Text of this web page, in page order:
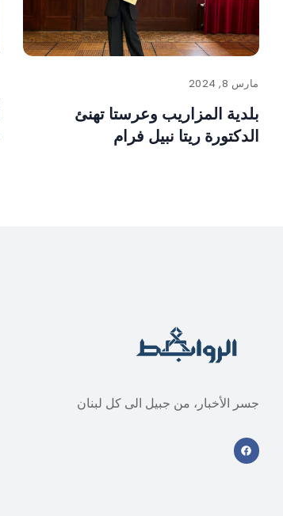
مارس 8, 2024
بلدية المزاريب وعرستا تهنئ
الدكتورة ريتا نبيل فرام
جسر الأخبار، من جبيل الى كل لبنان